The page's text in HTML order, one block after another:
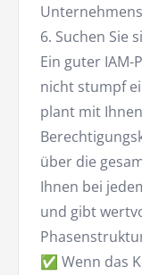
6. Suchen Sie
Ein guter
nicht stumpf
plant mit
über die
Ihnen bei
und gibt
✅ Wenn das